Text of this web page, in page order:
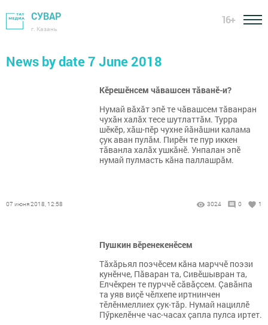
СУВАР
г. Казань
16+
News by date 7 June 2018
Кӗрешӗнсем чăвашсен тăванӗ-и?
Нумай вăхăт эпӗ те чăвашсем тăванран
чухăн халăх тесе шутлаттăм. Турра
шӗкӗр, хăш-пӗр чухне йăнăшни калама
çук аван пулăм. Пирӗн те пур иккен
тăванла халăх ушкăнӗ. Унпалан эпӗ
нумай пулмасть кăна паллашрăм.
07 июня 2018, 12:58 3024 0 1
Пушкин вӗренекенӗсем
Тăхăрьял поэчӗсем кăна марччӗ поэзи
кунӗнче, Пăваран та, Сивӗшывран та,
Елчӗкрен те пурччӗ сăвăçсем. Çавăнпа
та уяв виçӗ чӗлхепе иртнинчен
тӗлӗнмеллиех çук-тăр. Нумай нациллӗ
Пӳркелӗнче час-часах çапла пулса иртет.